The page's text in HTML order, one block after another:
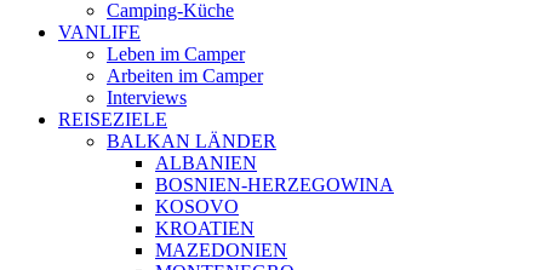
Camping-Küche
VANLIFE
Leben im Camper
Arbeiten im Camper
Interviews
REISEZIELE
BALKAN LÄNDER
ALBANIEN
BOSNIEN-HERZEGOWINA
KOSOVO
KROATIEN
MAZEDONIEN